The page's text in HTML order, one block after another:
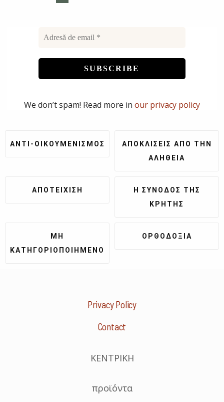
We don’t spam! Read more in our privacy policy
ΑΝΤΙ-ΟΙΚΟΥΜΕΝΙΣΜΌΣ
ΑΠΟΚΛΊΣΕΙΣ ΑΠΌ ΤΗΝ
ΑΛΉΘΕΙΑ
ἈΠΟΤΕΊΧΙΣΗ
Η ΣΎΝΟΔΟΣ ΤΗΣ
ΚΡΉΤΗΣ
ΜΗ
ΚΑΤΗΓΟΡΙΟΠΟΙΗΜΈΝΟ
ΟΡΘΟΔΟΞΊΑ
Privacy Policy
Contact
ΚΕΝΤΡΙΚΗ
προϊόντα